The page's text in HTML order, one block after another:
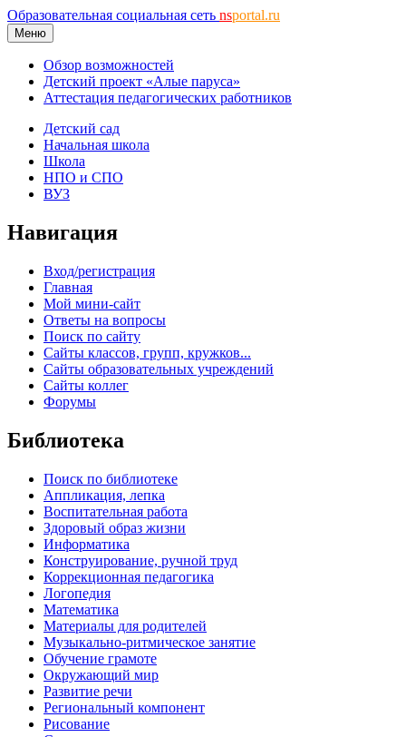
Образовательная социальная сеть nsportal.ru
Меню
Обзор возможностей
Детский проект «Алые паруса»
Аттестация педагогических работников
Детский сад
Начальная школа
Школа
НПО и СПО
ВУЗ
Навигация
Вход/регистрация
Главная
Мой мини-сайт
Ответы на вопросы
Поиск по сайту
Сайты классов, групп, кружков...
Сайты образовательных учреждений
Сайты коллег
Форумы
Библиотека
Поиск по библиотеке
Аппликация, лепка
Воспитательная работа
Здоровый образ жизни
Информатика
Конструирование, ручной труд
Коррекционная педагогика
Логопедия
Математика
Материалы для родителей
Музыкально-ритмическое занятие
Обучение грамоте
Окружающий мир
Развитие речи
Региональный компонент
Рисование